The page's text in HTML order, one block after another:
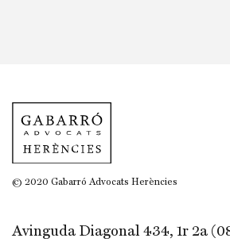
© 2020 Gabarró Advocats Herències
Avinguda Diagonal 434, 1r 2a